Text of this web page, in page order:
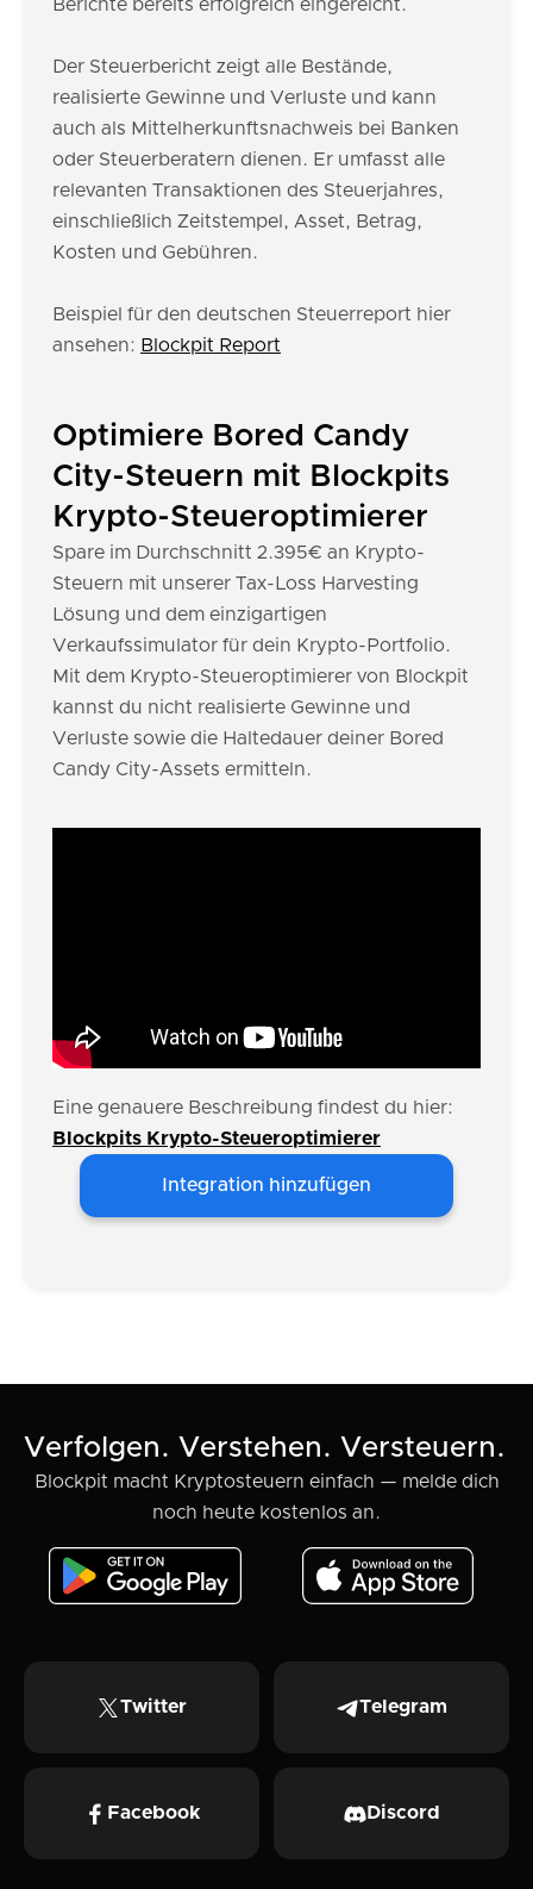
Berichte bereits erfolgreich eingereicht.
Der Steuerbericht zeigt alle Bestände,
realisierte Gewinne und Verluste und kann
auch als Mittelherkunftsnachweis bei Banken
oder Steuerberatern dienen. Er umfasst alle
relevanten Transaktionen des Steuerjahres,
einschließlich Zeitstempel, Asset, Betrag,
Kosten und Gebühren.
Beispiel für den deutschen Steuerreport hier
ansehen: Blockpit Report
Optimiere Bored Candy
City-Steuern mit Blockpits
Krypto-Steueroptimierer
Spare im Durchschnitt 2.395€ an Krypto-
Steuern mit unserer Tax-Loss Harvesting
Lösung und dem einzigartigen
Verkaufssimulator für dein Krypto-Portfolio.
Mit dem Krypto-Steueroptimierer von Blockpit
kannst du nicht realisierte Gewinne und
Verluste sowie die Haltedauer deiner Bored
Candy City-Assets ermitteln.
Eine genauere Beschreibung findest du hier:
Blockpits Krypto-Steueroptimierer
Integration hinzufügen
Verfolgen. Verstehen. Versteuern.
Blockpit macht Kryptosteuern einfach — melde dich
noch heute kostenlos an.
Twitter Telegram
Facebook Discord